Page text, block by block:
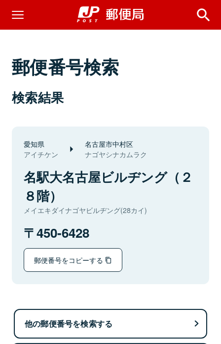
郵便番号検索
検索結果
愛知県
アイチケン
名古屋市中村区
ナゴヤシナカムラク
名駅大名古屋ビルヂング（２
８階）
メイエキダイナゴヤビルヂング(28カイ)
450-6428
郵便番号をコピーする
他の郵便番号を検索する